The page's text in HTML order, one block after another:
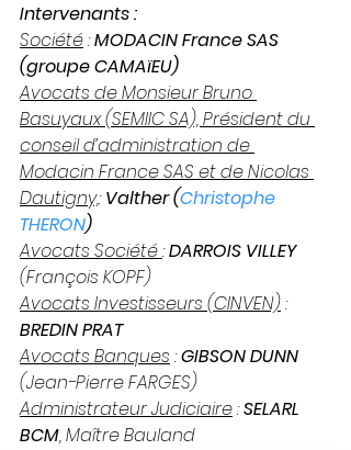
Intervenants :
Société : MODACIN France SAS
(groupe CAMAïEU)
Avocats de Monsieur Bruno
Basuyaux (SEMIIC SA), Président du
conseil d’administration de
Modacin France SAS et de Nicolas
Dautigny,: Valther (Christophe
THERON)
Avocats Société : DARROIS VILLEY
(François KOPF)
Avocats Investisseurs (CINVEN) :
BREDIN PRAT
Avocats Banques : GIBSON DUNN
(Jean-Pierre FARGES)
Administrateur Judiciaire : SELARL
BCM, Maître Bauland